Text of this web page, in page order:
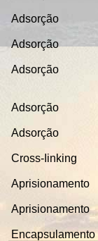
Adsorção
Adsorção
Adsorção
Adsorção
Adsorção
Cross-Iinking
Aprisionamento
Aprisionamento
Encapsulamento